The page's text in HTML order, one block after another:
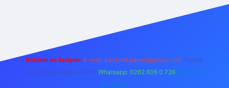
Reklam ve İletişim: E-mail: backlinkpaneli@gmail.com Teams:
forumhizmeti@gmail.com Whatsapp: 0262 606 0 726 Telegram:
@karabul